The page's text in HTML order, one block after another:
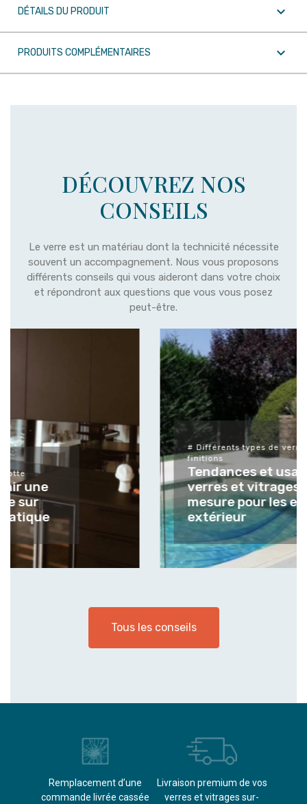
DÉTAILS DU PRODUIT 
PRODUITS COMPLÉMENTAIRES 
DÉCOUVREZ NOS
CONSEILS
Le verre est un matériau dont la technicité nécessite
souvent un accompagnement. Nous vous proposons
différents conseils qui vous aideront dans votre choix
et répondront aux questions que vous vous posez
peut-être.
# Différents types de verres et leurs
Tendances et usages des
verres et vitrages sur
mesure pour les espaces
extérieur
Tous les conseils
Remplacement d’une
commande livrée cassée​
Livraison premium de vos
verres et vitrages sur-